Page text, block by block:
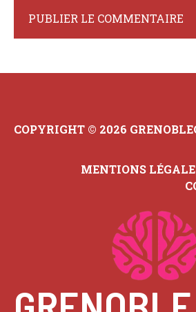
COPYRIGHT © 2026
MENTIONS